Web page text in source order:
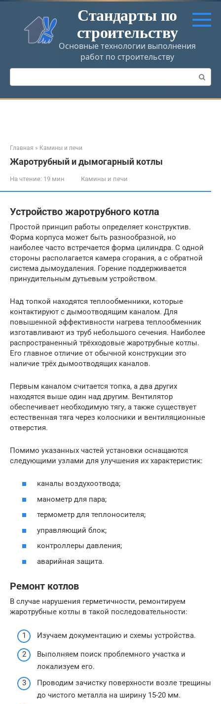
Перейти
контенту
Стандарты по
строительству
Основные технологии выполнения
работ по строительству
Поиск:
Главная » Камины и печи
Жаротрубный и дымогарный котлы
На чтение: 19 мин Камины и печи
Устройство жаротрубного котла
Простой принцип работы определяет конструктив.
Форма корпуса может быть разнообразной, но
наиболее часто встречается форма цилиндра. С одной
стороны располагается камера сгорания, а с обратной
система дымоудаления. Горение поддерживается
принудительным дутьевым устройством.
Над топкой находятся теплообменники, которые
контактируют с дымоотводящим каналом. Для
повышенной эффективности нагрева теплообменник
изготавливают из труб небольшого сечения. Наиболее
распространенный трёхходовые жаротрубные котлы.
Его главное отличие от обычной конструкции это
наличие трёх дымоотводящих каналов.
Первым каналом считается топка, а два других
находятся выше один над другим. Вентилятор
обеспечивает необходимую тягу, а также существует
естественная тяга через колосники и вентиляционные
отверстия.
Помимо указанных частей установки оснащаются
следующими узлами для улучшения их характеристик:
каналы воздухоотвода;
манометр для пара;
термометр для теплоносителя;
управляющий блок;
контроллеры давления;
аварийная защита.
Ремонт котлов
В случае нарушения герметичности, ремонтируем
жаротрубные котлы в такой последовательности:
Изучаем документацию и схемы устройства.
Выполняем поиск проблемного участка и
локализуем его.
Проводим зачистку поверхности возле трещины
до чистого металла на ширину 15-20 мм.